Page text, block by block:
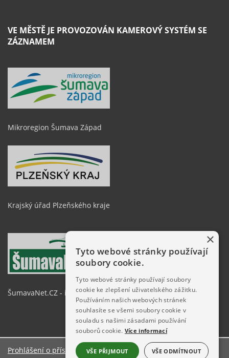
VE MĚSTĚ JE PROVOZOVÁN KAMEROVÝ SYSTÉM SE
ZÁZNAMEM
Mikroregion Šumava Západ
Krajský úřad Plzeňského kraje
ŠumavaNet.CZ - informace o regionu
Prohlášení o přístupnosti
×
Tyto webové stránky používají
soubory cookie.
Tyto webové stránky používají soubory
cookie ke zlepšení uživatelského zážitku.
Používáním našich webových stránek
souhlasíte se všemi soubory cookie v
souladu s našimi zásadami používání
souborů cookie. Více informací
VŠE PŘIJMOUT VŠE ODMÍTNOUT